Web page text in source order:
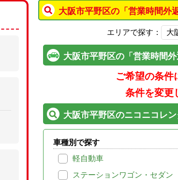
大阪市平野区の「営業時間外
エリアで探す：
大阪市平野区の「営業時間
ご希望の条件
条件を変更
大阪市平野区のニコニコレ
車種別で探す
軽自動車
ステーションワゴン・セダン